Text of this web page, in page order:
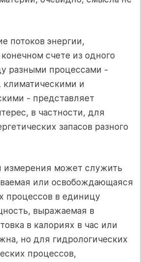
потоков энергии,
счете из одного
разными процессами -
климатическими и
- представляет
в частности, для
запасов разного
может служить
или освобождающаяся
процессов в единицу
выражаемая в
в калориях в час или
но для гидрологических
процессов,